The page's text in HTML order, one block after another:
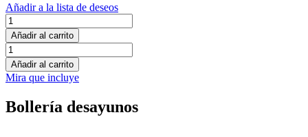
Añadir a la lista de deseos
Agua
(500ml)
cantidad
Añadir al carrito
Agua
(500ml)
cantidad
Añadir al carrito
Mira que incluye
Bollería desayunos